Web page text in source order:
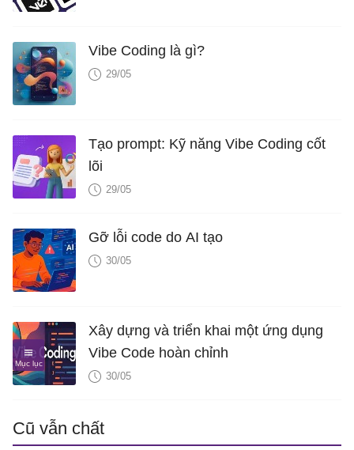
Vibe Coding là gì?
29/05
Tạo prompt: Kỹ năng Vibe Coding cốt
lõi
29/05
Gỡ lỗi code do AI tạo
30/05
Xây dựng và triển khai một ứng dụng
Vibe Code hoàn chỉnh
30/05
Cũ vẫn chất